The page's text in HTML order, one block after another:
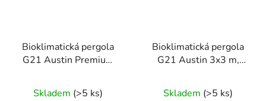
Bioklimatická pergola
G21 Austin Premium
hliníková
Skladem (>5 ks)
Bioklimatická pergola
G21 Austin 3x3 m,
Skladem (>5 ks)